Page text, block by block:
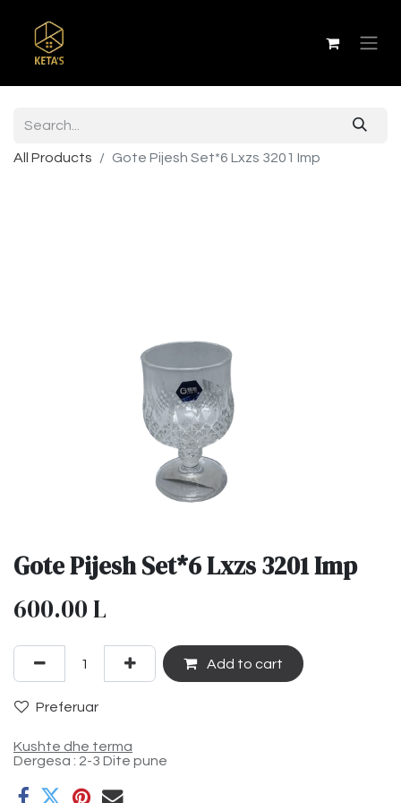
All Products Gote Pijesh Set*6 Lxzs 3201 Imp
Gote Pijesh Set*6 Lxzs 3201 Imp
600.00L
Add to cart
Preferuar
Kushte dhe terma
Dergesa : 2-3 Dite pune